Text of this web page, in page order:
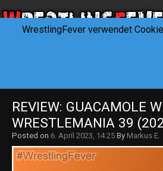
REVIEW: GUACAMOLE
WRESTLEMANIA 39
Posted on 6. April 2023, 14:25 By Markus E.
WrestlingFever verwendet